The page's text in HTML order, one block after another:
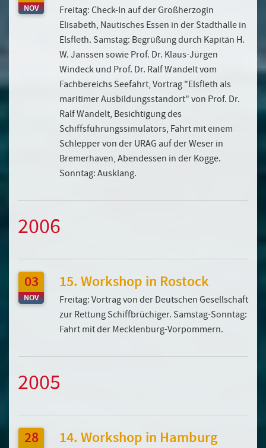
NOV
Freitag: Check-In auf der Großherzogin
Elisabeth, Nautisches Essen in der Stadthalle in
Elsfleth. Samstag: Begrüßung durch Kapitän H.
W. Janssen sowie Prof. Dr. Klaus-Jürgen
Windeck und Prof. Dr. Ralf Wandelt vom
Fachbereichs Seefahrt, Vortrag "Elsfleth als
maritimer Ausbildungsstandort" von Prof. Dr.
Ralf Wandelt, Besichtigung des
Schiffsführungssimulators, Fahrt mit einem
Schlepper von der URAG auf der Weser in
Bremerhaven, Abendessen in der Kogge.
Sonntag: Ausklang.
2006
03
NOV
15. Workshop in Rostock
Freitag: Vortrag von der Deutschen Gesellschaft
zur Rettung Schiffbrüchiger. Samstag-Sonntag:
Fahrt mit der Mecklenburg-Vorpommern.
2005
28 14. Workshop in Hamburg